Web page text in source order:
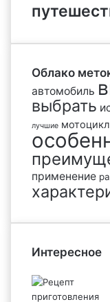
Облако
автомобиль
выбрать
лучшие
применение
Интересное